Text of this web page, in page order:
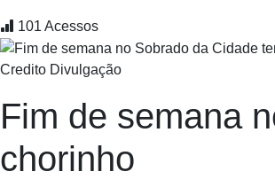
101 Acessos
Credito Divulgação
Fim de semana
chorinho